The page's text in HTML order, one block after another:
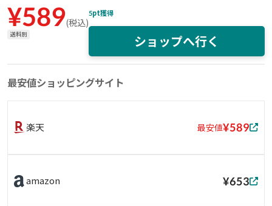
¥589(税込)
送料別
5pt獲得
ショップへ行く
最安値ショッピングサイト
楽天 最安値¥589
amazon ¥653